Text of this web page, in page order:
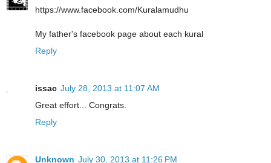
https://www.facebook.com/Kuralamudhu
My father's facebook page about each kural
Reply
issac July 28, 2013 at 11:07 AM
Great effort... Congrats.
Reply
Unknown July 30, 2013 at 11:26 PM